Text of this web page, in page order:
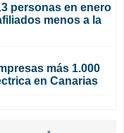
personas en enero
menos a la
más 1.000
en Canarias